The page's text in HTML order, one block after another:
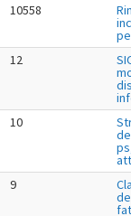
10558
12
10
9